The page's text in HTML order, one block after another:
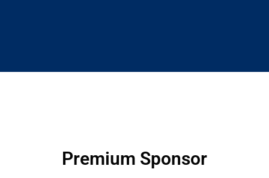
Premium Sponsor